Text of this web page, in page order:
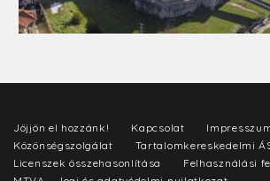
Jöjjön el hozzánk! Kapcsolat
Közönségszolgálat
Tartalomkereskedelmi
Licenszek összehasonlítása
Felhasználási